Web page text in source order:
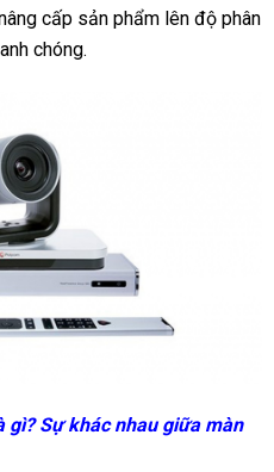
cấp sản phẩm lên độ phân
chóng.
gì? Sự khác nhau giữa màn